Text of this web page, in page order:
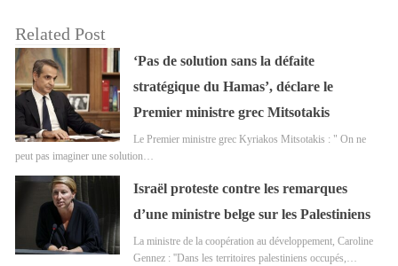
Related Post
‘Pas de solution sans la défaite
stratégique du Hamas’, déclare le
Premier ministre grec Mitsotakis
Le Premier ministre grec Kyriakos Mitsotakis : " On ne
peut pas imaginer une solution…
Israël proteste contre les remarques
d’une ministre belge sur les Palestiniens
La ministre de la coopération au développement, Caroline
Gennez : ''Dans les territoires palestiniens occupés,…